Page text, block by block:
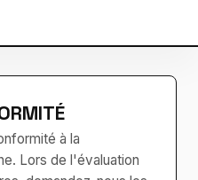
à la
Lors de l'évaluation